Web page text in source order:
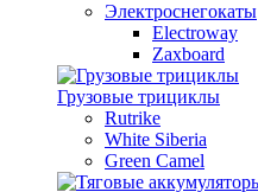
Электроснегокаты
Electroway
Zaxboard
Грузовые трициклы
Rutrike
White Siberia
Green Camel